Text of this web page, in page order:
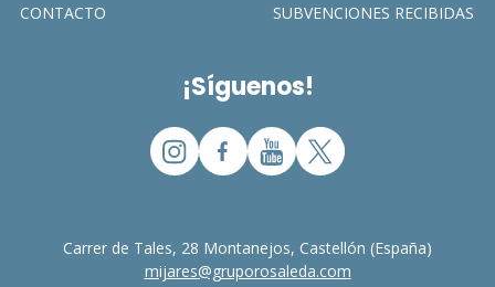
CONTACTO
SUBVENCIONES RECIBIDAS
¡Síguenos!
Carrer de Tales, 28 Montanejos, Castellón (España)
mijares@gruporosaleda.com